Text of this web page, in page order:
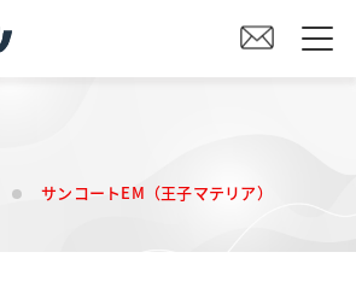
サンコートEM（王子マテリア）